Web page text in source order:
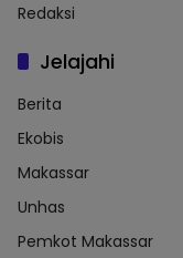
Redaksi
Jelajahi
Berita
Ekobis
Makassar
Unhas
Pemkot Makassar